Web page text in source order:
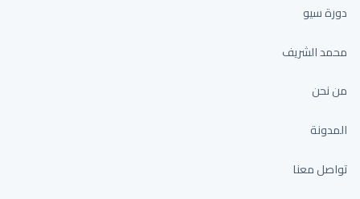
دورة سيو
محمد الشريف
من نحن
المدونة
تواصل معنا